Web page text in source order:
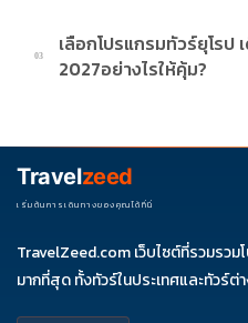
บางโปรแกรมมีโปรผ่อน 0% หรือ
บริษัทกำหนด สามารถดูสัญลักษณ์โ
รายการได้
03
เลือกโปรแกรมทัวร์ยุโรป
2027อย่างไรให้คุ้ม?
ช่วงราคา ไม่ควรเทียบจากราคาต่
Travelzeed
เริ่มต้นการเดินทางของคุณได้ที่นี่
TravelZeed.com เว็บไซต์ที่รวมรว
มากที่สุด ทั้งทัวร์ในประเทศและทัวร์ต่